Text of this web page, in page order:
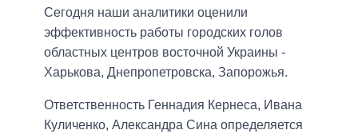
Сегодня наши аналитики оценили
эффективность работы городских голов
областных центров восточной Украины -
Харькова, Днепропетровска, Запорожья.
Ответственность Геннадия Кернеса, Ивана
Куличенко, Александра Сина определяется